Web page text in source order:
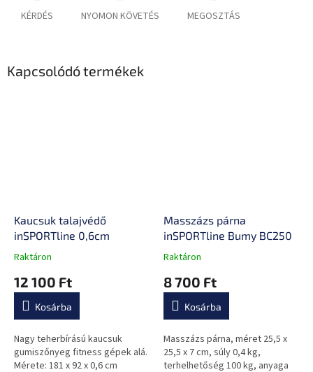
KÉRDÉS NYOMON KÖVETÉS MEGOSZTÁS
Kapcsolódó termékek
Kaucsuk talajvédő
inSPORTline 0,6cm
A
átlagos
értékelése
0,0
csillag.
Raktáron
12 100 Ft
Kosárba
Nagy teherbírású kaucsuk
gumiszőnyeg fitness gépek alá.
Mérete: 181 x 92 x 0,6 cm
Masszázs párna
inSPORTline Bumy BC250
A
átlagos
értékelése
0,0
csillag.
Raktáron
8 700 Ft
Kosárba
Masszázs párna, méret 25,5 x
25,5 x 7 cm, súly 0,4 kg,
terhelhetőség 100 kg, anyaga